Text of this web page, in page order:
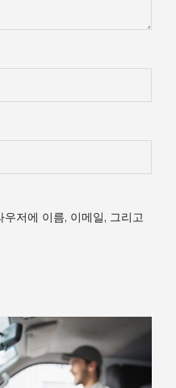
저에 이름, 이메일, 그리고